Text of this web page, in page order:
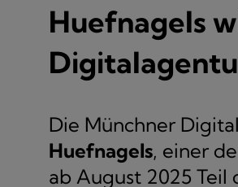
Huefnagels
Die Münchner
Huefnagels, einer
ab August 2025